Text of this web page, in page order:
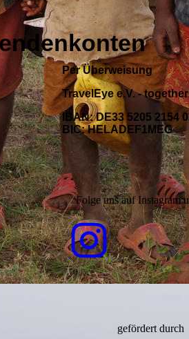
Per Überweisung
TravelEye e.V. -
IBAN: DE33 5205 2154
BIC: HELADEF1MEG
Folge uns auf Instagram
gefördert durch